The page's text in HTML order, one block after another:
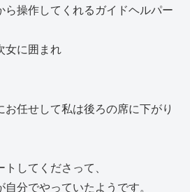
ら操作してくれるガイドヘルパー
女に囲まれ
お任せして私は後ろの席に下がり
してくださって、
分でやっていたようです。